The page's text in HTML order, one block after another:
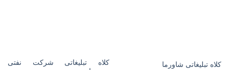
کلاه تبلیغاتی شاورما
کلاه تبلیغاتی شرکت نفتی